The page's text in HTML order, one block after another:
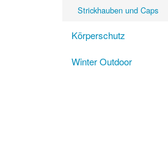
Strickhauben und Caps
Körperschutz
Winter Outdoor